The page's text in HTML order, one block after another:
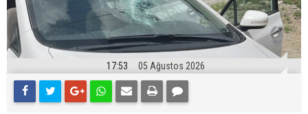
17:53 05 Ağustos 2026